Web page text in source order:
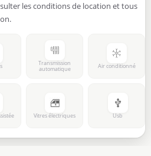
les conditions de location et tous
Transmission
automatique
Air conditionné
Vitres électriques Usb